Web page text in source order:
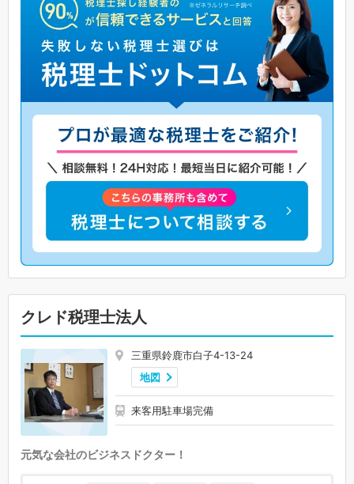
クレド税理士法人
三重県鈴鹿市白子4-13-24
地図
来客用駐車場完備
元気な会社のビジネスドクター！